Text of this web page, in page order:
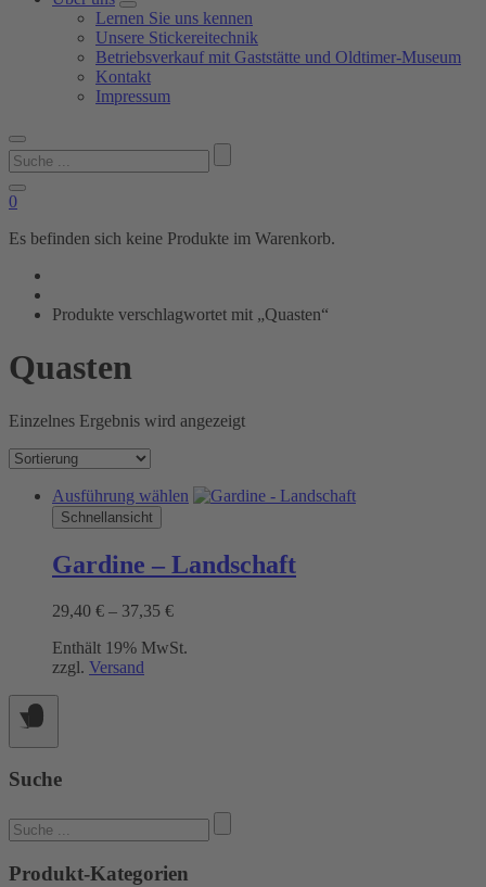
Lernen Sie uns kennen
Unsere Stickereitechnik
Betriebsverkauf mit Gaststätte und Oldtimer-Museum
Kontakt
Impressum
Suchen
nach:
0
Es befinden sich keine Produkte im Warenkorb.
Produkte verschlagwortet mit „Quasten“
Quasten
Einzelnes Ergebnis wird angezeigt
Ausführung wählen Dieses
mehrere
Varianten
Schnellansicht
Gardine – Landschaft
29,40 € – 37,35 €Preisspanne:
bis
Enthält 19% MwSt.
zzgl. Versand
Suche
Suchen
nach:
Produkt-Kategorien